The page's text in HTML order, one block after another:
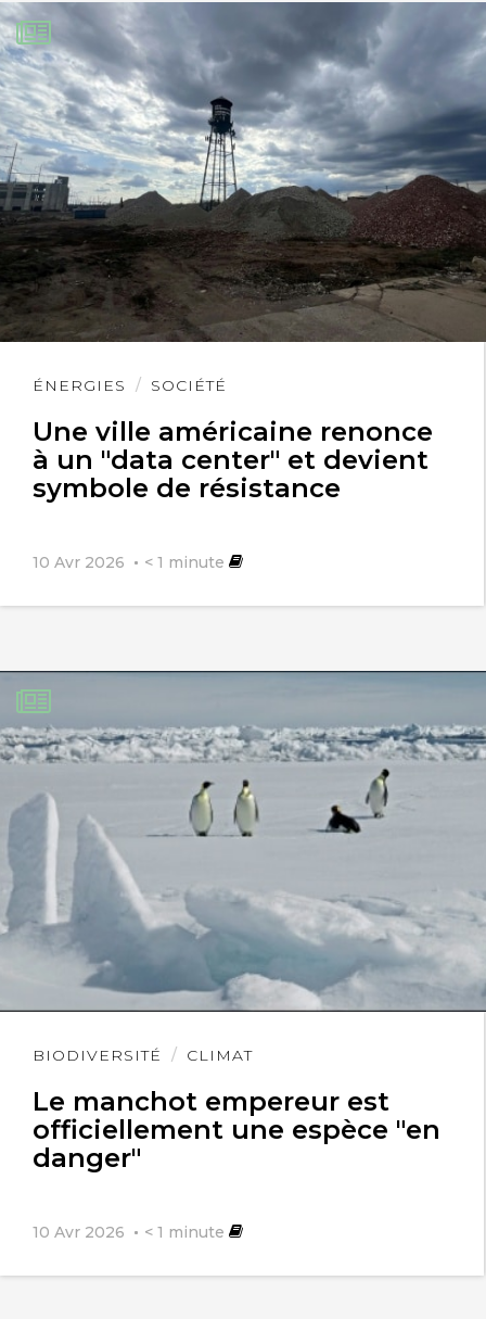
ÉNERGIES SOCIÉTÉ
Une ville américaine renonce
à un "data center" et devient
symbole de résistance
10 Avr 2026 < 1 minute
Lire
BIODIVERSITÉ CLIMAT
Le manchot empereur est
officiellement une espèce "en
danger"
10 Avr 2026 < 1 minute
Lire